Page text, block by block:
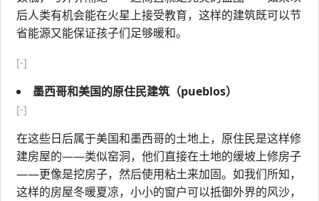
后人类有机会能在火星上接受教育，这样的建筑既可以节
省能源又能保证孩子们足够暖和。
[-]
墨西哥和美国的原住民建筑（pueblos）
[-]
在这些日后属于美国和墨西哥的土地上，原住民是这样修
建房屋的——类似窑洞，他们直接在土地的缓坡上修房子
——更像是挖房子，然后使用粘土来加固。如我们所知，
这样的房屋冬暖夏凉，小小的窗户可以抵御外界的风沙，